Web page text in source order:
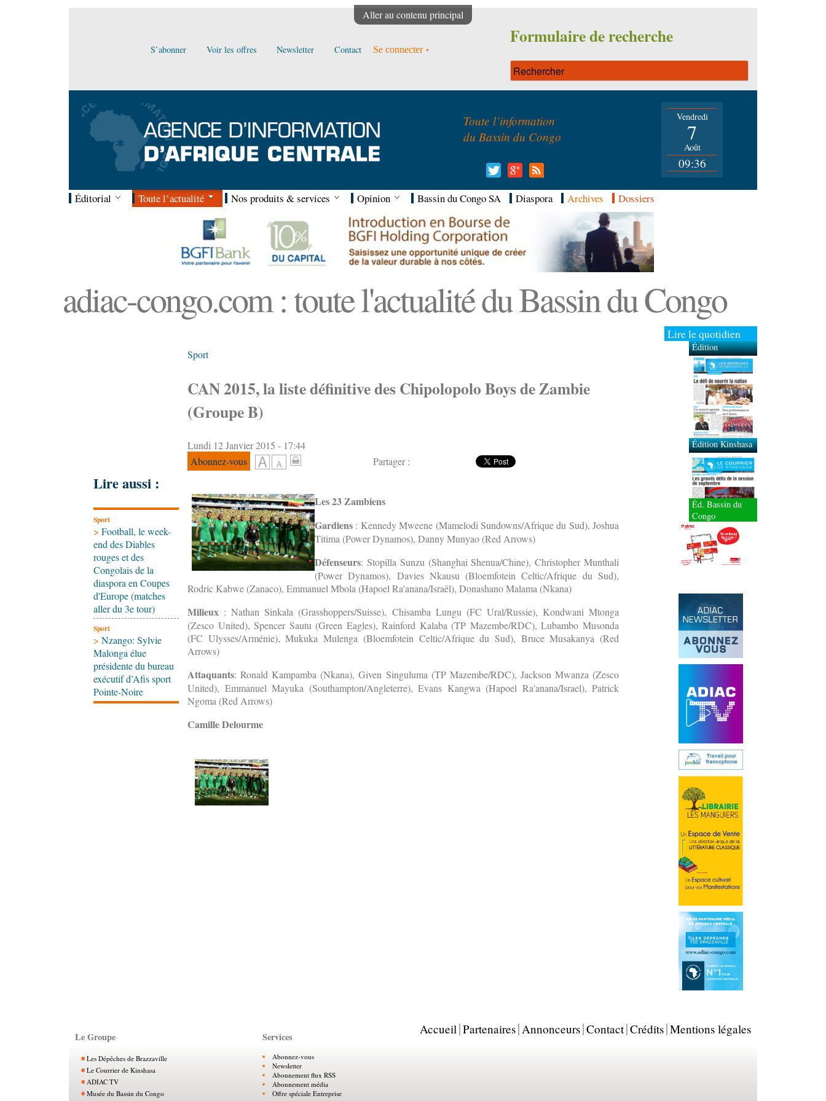
Aller au contenu principal
S’abonner Voir les offres Newsletter Contact Se connecter
Formulaire de recherche
Toute l’information
du Bassin du Congo
Vendredi
7
Août
09:36
Éditorial Toute l’actualité Nos produits & services Opinion Bassin du Congo SA Diaspora Archives Dossiers
adiac-congo.com : toute l'actualité du Bassin du Congo
Lire aussi :
Sport
> Football, le week-
end des Diables
rouges et des
Congolais de la
diaspora en Coupes
d'Europe (matches
aller du 3e tour)
Sport
> Nzango: Sylvie
Malonga élue
présidente du bureau
exécutif d’Afis sport
Pointe-Noire
Sport
CAN 2015, la liste définitive des Chipolopolo Boys de Zambie
(Groupe B)
Lundi 12 Janvier 2015 - 17:44
Abonnez-vous
Partager :
Les 23 Zambiens
Gardiens : Kennedy Mweene (Mamelodi Sundowns/Afrique du Sud), Joshua
Titima (Power Dynamos), Danny Munyao (Red Arrows)
Défenseurs: Stopilla Sunzu (Shanghai Shenua/Chine), Christopher Munthali
(Power Dynamos), Davies Nkausu (Bloemfotein Celtic/Afrique du Sud),
Rodric Kabwe (Zanaco), Emmanuel Mbola (Hapoel Ra'anana/Israël), Donashano Malama (Nkana)
Milieux : Nathan Sinkala (Grasshoppers/Suisse), Chisamba Lungu (FC Ural/Russie), Kondwani Mtonga
(Zesco United), Spencer Sautu (Green Eagles), Rainford Kalaba (TP Mazembe/RDC), Lubambo Musonda
(FC Ulysses/Arménie), Mukuka Mulenga (Bloemfotein Celtic/Afrique du Sud), Bruce Musakanya (Red
Arrows)
Attaquants: Ronald Kampamba (Nkana), Given Singuluma (TP Mazembe/RDC), Jackson Mwanza (Zesco
United), Emmanuel Mayuka (Southampton/Angleterre), Evans Kangwa (Hapoel Ra'anana/Israel), Patrick
Ngoma (Red Arrows)
Camille Delourme
Lire le quotidien
Édition
Brazzaville
Édition Kinshasa
Éd. Bassin du
Congo
Accueil Partenaires Annonceurs Contact Crédits Mentions légales
Le Groupe
Les Dépêches de Brazzaville
Le Courrier de Kinshasa
ADIAC TV
Musée du Bassin du Congo
Services
Abonnez-vous
Newsletter
Abonnement flux RSS
Abonnement média
Offre spéciale Entreprise